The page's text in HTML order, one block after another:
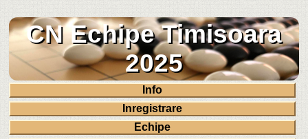
CN Echipe Timisoara
2025
Info
Inregistrare
Echipe